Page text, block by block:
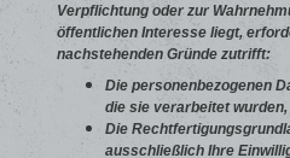
Verpflichtung oder zur
öffentlichen Interesse liegt,
nachstehenden Gründe zutrifft:
Die personenbezogenen
die sie verarbeitet
Die
ausschließlich Ihre